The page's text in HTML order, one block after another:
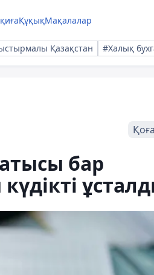
ҚұқықМақалалар
Қазақстан #Халық
бар